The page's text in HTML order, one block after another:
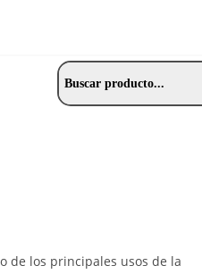
de los principales usos de la